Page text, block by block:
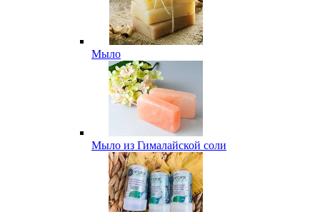
Мыло
Мыло из Гималайской соли